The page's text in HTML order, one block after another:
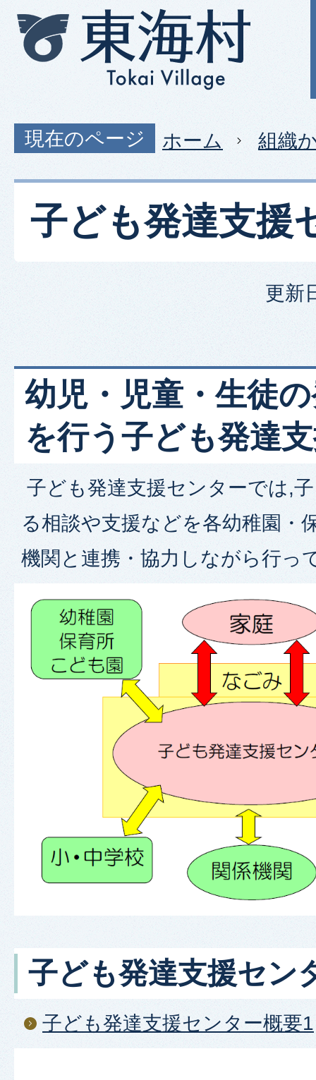
現在のページ ホーム 組織
子ども発達支援
更新
幼児・児童・生徒
を行う子ども発達
子ども発達支援センターでは,
る相談や支援などを各幼稚園・
機関と連携・協力しながら行っ
子ども発達支援セン
子ども発達支援センター概要1